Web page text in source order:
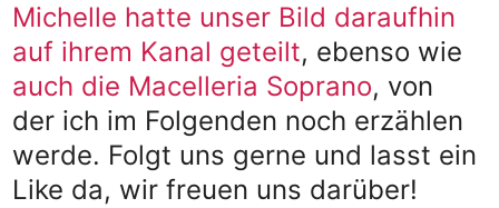
Michelle hatte unser Bild daraufhin
auf ihrem Kanal geteilt, ebenso wie
auch die Macelleria Soprano, von
der ich im Folgenden noch erzählen
werde. Folgt uns gerne und lasst ein
Like da, wir freuen uns darüber!